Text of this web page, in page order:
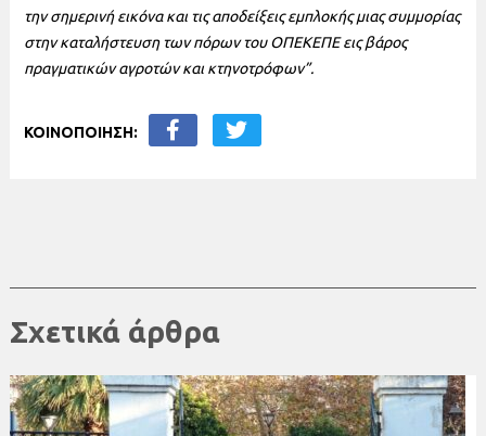
την σημερινή εικόνα και τις αποδείξεις εμπλοκής μιας συμμορίας
στην καταλήστευση των πόρων του ΟΠΕΚΕΠΕ εις βάρος
πραγματικών αγροτών και κτηνοτρόφων”.
ΚΟΙΝΟΠΟΙΗΣΗ:
Σχετικά άρθρα